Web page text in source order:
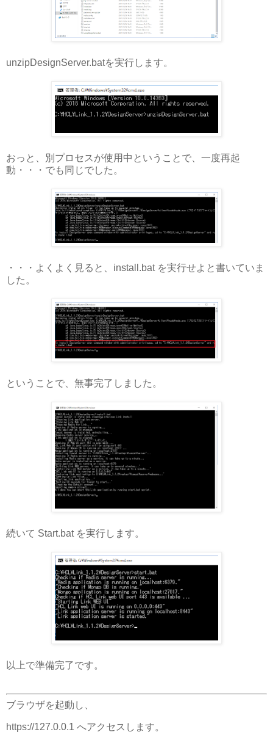
unzipDesignServer.batを実行します。
おっと、別プロセスが使用中ということで、一度再起
動・・・でも同じでした。
・・・よくよく見ると、install.bat を実行せよと書いていま
した。
ということで、無事完了しました。
続いて Start.bat を実行します。
以上で準備完了です。
ブラウザを起動し、
https://127.0.0.1 へアクセスします。